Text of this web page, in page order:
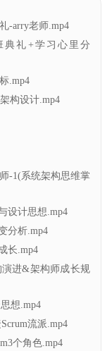
-arry老师.mp4
典礼+学习心里分
.mp4
构设计.mp4
-1(系统架构思维掌
设计思想.mp4
分析.mp4
长.mp4
进&架构师成长规
想.mp4
流派.mp4
个角色.mp4